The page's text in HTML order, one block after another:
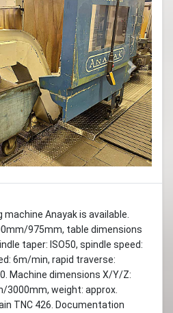
Next
machine Anayak is available.
975mm, table dimensions
taper: ISO50, spindle speed:
6m/min, rapid traverse:
Machine dimensions X/Y/Z:
weight: approx.
TNC 426. Documentation